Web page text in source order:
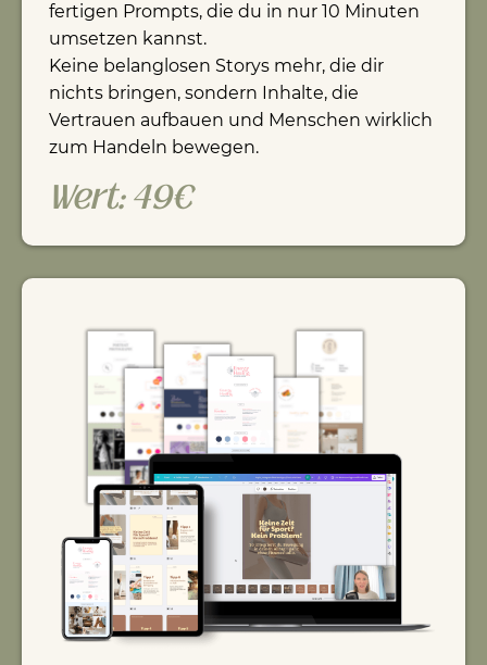
fertigen Prompts, die du in nur 10 Minuten
umsetzen kannst.
Keine belanglosen Storys mehr, die dir
nichts bringen, sondern Inhalte, die
Vertrauen aufbauen und Menschen wirklich
zum Handeln bewegen.
Wert: 49€